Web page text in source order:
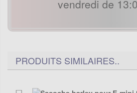
vendredi de
PRODUITS SIMILAIRES..